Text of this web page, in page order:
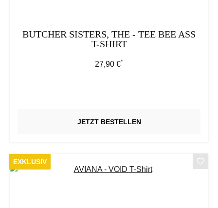
BUTCHER SISTERS, THE - TEE BEE ASS
T-SHIRT
Regulärer Preis:
27,90 €*
JETZT BESTELLEN
EXKLUSIV